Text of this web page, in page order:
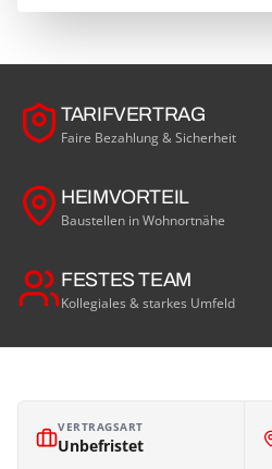
TARIFVERTRAG
Faire Bezahlung & Sicherheit
HEIMVORTEIL
Baustellen in Wohnortnähe
FESTES TEAM
Kollegiales & starkes Umfeld
VERTRAGSART
Unbefristet